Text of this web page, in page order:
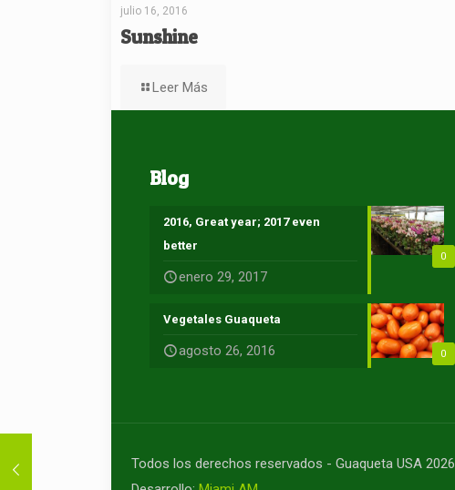
julio 16, 2016
Sunshine
Leer Más
Blog
0
2016, Great year; 2017 even
better
enero 29, 2017
0
Vegetales Guaqueta
agosto 26, 2016
Todos los derechos reservados - Guaqueta USA 2026